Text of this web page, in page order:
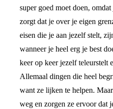
super goed moet doen,
zorgt dat je over je eigen
eisen die je aan jezelf stelt,
wanneer je heel erg je best
keer op keer jezelf teleurstelt
Allemaal dingen die heel
want ze lijken te helpen.
weg en zorgen ze ervoor dat